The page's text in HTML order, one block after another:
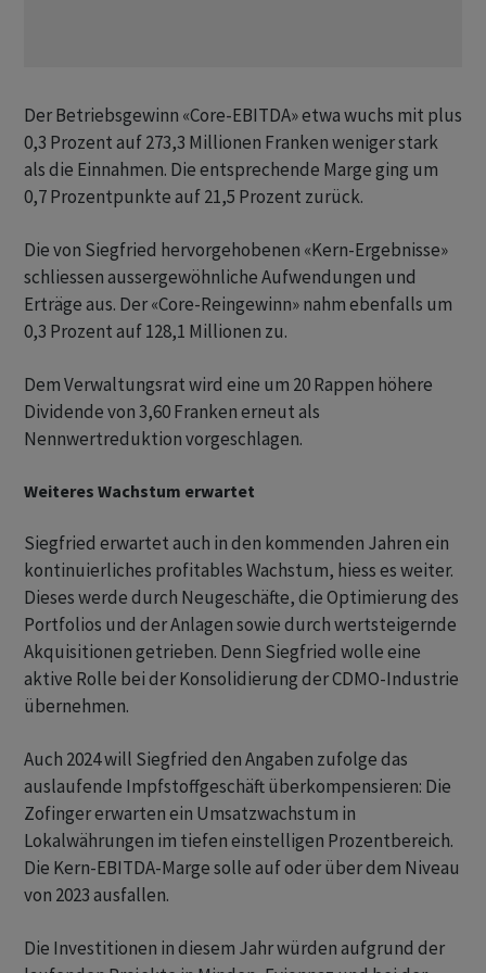
Der Betriebsgewinn «Core-EBITDA» etwa wuchs mit plus
0,3 Prozent auf 273,3 Millionen Franken weniger stark
als die Einnahmen. Die entsprechende Marge ging um
0,7 Prozentpunkte auf 21,5 Prozent zurück.
Die von Siegfried hervorgehobenen «Kern-Ergebnisse»
schliessen aussergewöhnliche Aufwendungen und
Erträge aus. Der «Core-Reingewinn» nahm ebenfalls um
0,3 Prozent auf 128,1 Millionen zu.
Dem Verwaltungsrat wird eine um 20 Rappen höhere
Dividende von 3,60 Franken erneut als
Nennwertreduktion vorgeschlagen.
Weiteres Wachstum erwartet
Siegfried erwartet auch in den kommenden Jahren ein
kontinuierliches profitables Wachstum, hiess es weiter.
Dieses werde durch Neugeschäfte, die Optimierung des
Portfolios und der Anlagen sowie durch wertsteigernde
Akquisitionen getrieben. Denn Siegfried wolle eine
aktive Rolle bei der Konsolidierung der CDMO-Industrie
übernehmen.
Auch 2024 will Siegfried den Angaben zufolge das
auslaufende Impfstoffgeschäft überkompensieren: Die
Zofinger erwarten ein Umsatzwachstum in
Lokalwährungen im tiefen einstelligen Prozentbereich.
Die Kern-EBITDA-Marge solle auf oder über dem Niveau
von 2023 ausfallen.
Die Investitionen in diesem Jahr würden aufgrund der